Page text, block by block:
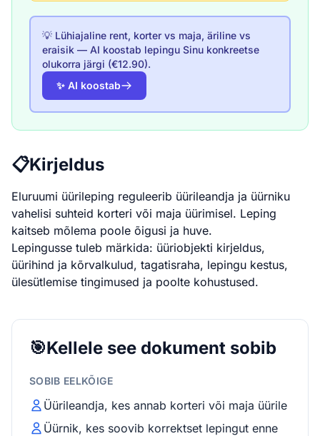
💡 Lühiajaline rent, korter vs maja, äriline vs
eraisik — AI koostab lepingu Sinu konkreetse
olukorra järgi (€12.90).
✨ AI koostab
📋Kirjeldus
Eluruumi üürileping reguleerib üürileandja ja üürniku
vahelisi suhteid korteri või maja üürimisel. Leping
kaitseb mõlema poole õigusi ja huve.
Lepingusse tuleb märkida: üüriobjekti kirjeldus,
üürihind ja kõrvalkulud, tagatisraha, lepingu kestus,
ülesütlemise tingimused ja poolte kohustused.
🎯Kellele see dokument sobib
SOBIB EELKÕIGE
Üürileandja, kes annab korteri või maja üürile
Üürnik, kes soovib korrektset lepingut enne